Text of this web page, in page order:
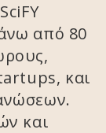
από 80
και
και